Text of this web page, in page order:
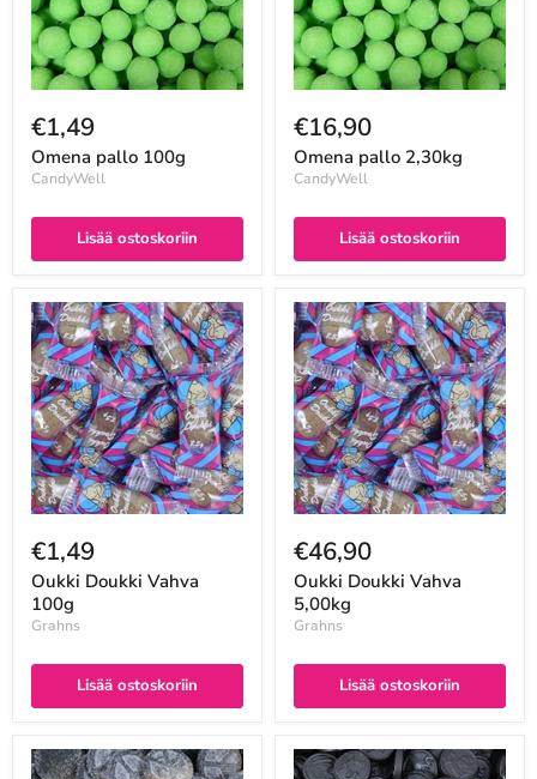
€1,49
Omena pallo 100g
CandyWell
Lisää ostoskoriin
€16,90
Omena pallo 2,30kg
CandyWell
Lisää ostoskoriin
€1,49
Oukki Doukki Vahva
100g
Grahns
Lisää ostoskoriin
€46,90
Oukki Doukki Vahva
5,00kg
Grahns
Lisää ostoskoriin